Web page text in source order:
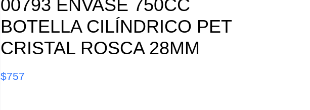
00793 ENVASE 750CC
BOTELLA CILÍNDRICO PET
CRISTAL ROSCA 28MM
$757